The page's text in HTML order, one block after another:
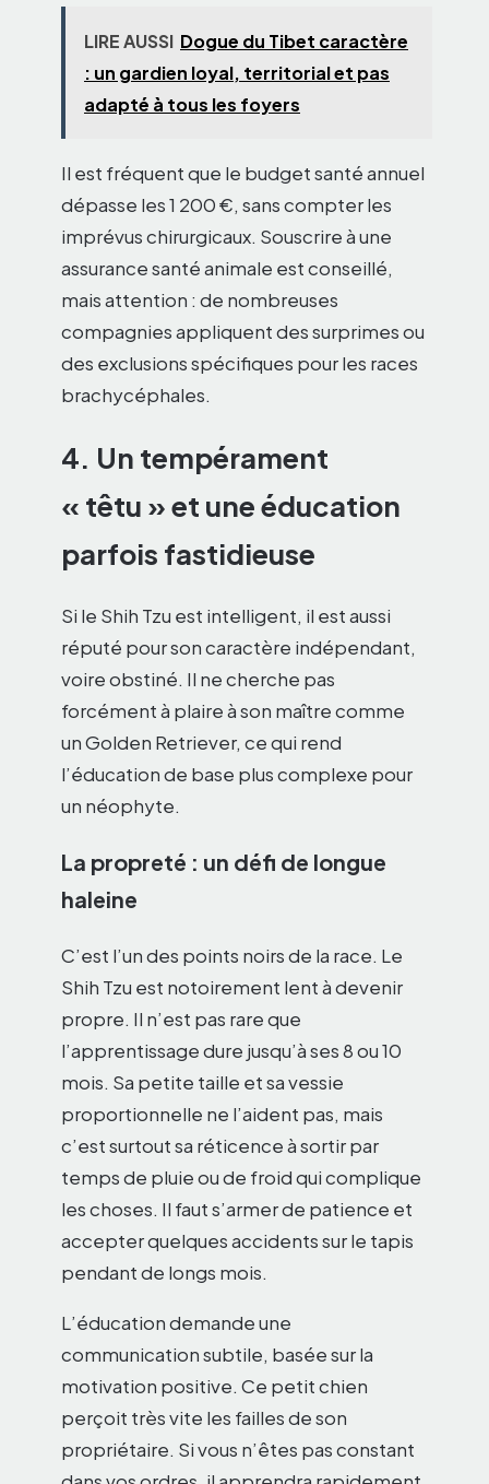
LIRE AUSSI Dogue du Tibet caractère
: un gardien loyal, territorial et pas
adapté à tous les foyers
Il est fréquent que le budget santé annuel
dépasse les 1 200 €, sans compter les
imprévus chirurgicaux. Souscrire à une
assurance santé animale est conseillé,
mais attention : de nombreuses
compagnies appliquent des surprimes ou
des exclusions spécifiques pour les races
brachycéphales.
4. Un tempérament
« têtu » et une éducation
parfois fastidieuse
Si le Shih Tzu est intelligent, il est aussi
réputé pour son caractère indépendant,
voire obstiné. Il ne cherche pas
forcément à plaire à son maître comme
un Golden Retriever, ce qui rend
l’éducation de base plus complexe pour
un néophyte.
La propreté : un défi de longue
haleine
C’est l’un des points noirs de la race. Le
Shih Tzu est notoirement lent à devenir
propre. Il n’est pas rare que
l’apprentissage dure jusqu’à ses 8 ou 10
mois. Sa petite taille et sa vessie
proportionnelle ne l’aident pas, mais
c’est surtout sa réticence à sortir par
temps de pluie ou de froid qui complique
les choses. Il faut s’armer de patience et
accepter quelques accidents sur le tapis
pendant de longs mois.
L’éducation demande une
communication subtile, basée sur la
motivation positive. Ce petit chien
perçoit très vite les failles de son
propriétaire. Si vous n’êtes pas constant